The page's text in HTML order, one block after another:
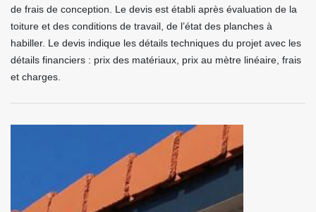
de frais de conception. Le devis est établi après évaluation de la
toiture et des conditions de travail, de l’état des planches à
habiller. Le devis indique les détails techniques du projet avec les
détails financiers : prix des matériaux, prix au mètre linéaire, frais
et charges.